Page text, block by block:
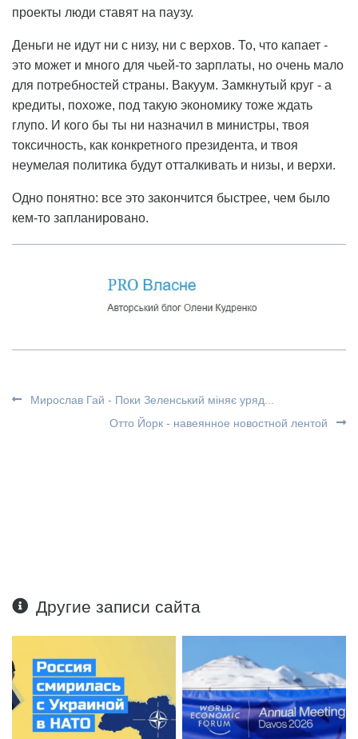
проекты люди ставят на паузу.
Деньги не идут ни с низу, ни с верхов. То, что капает -
это может и много для чьей-то зарплаты, но очень мало
для потребностей страны. Вакуум. Замкнутый круг - а
кредиты, похоже, под такую экономику тоже ждать
глупо. И кого бы ты ни назначил в министры, твоя
токсичность, как конкретного президента, и твоя
неумелая политика будут отталкивать и низы, и верхи.
Одно понятно: все это закончится быстрее, чем было
кем-то запланировано.
Мирослав Гай - Поки Зеленський міняє уряд...
Отто Йорк - навеянное новостной лентой
Другие записи сайта